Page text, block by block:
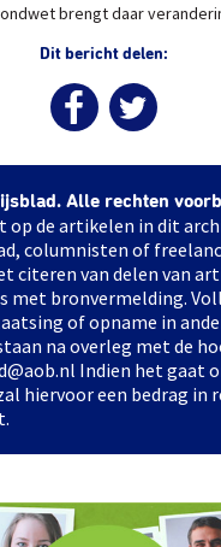
brengt daar
Dit bericht delen:
Alle rechten
op de artikelen in dit
columnisten of
citeren van delen van
met bronvermelding.
of opname in
na overleg met de
Indien het gaat
hiervoor een bedrag in